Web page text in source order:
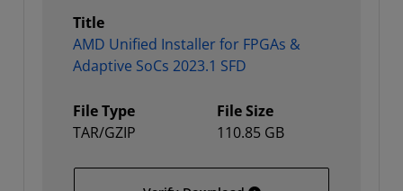
Title
AMD Unified Installer for FPGAs &
Adaptive SoCs 2023.1 SFD
File Type
TAR/GZIP
File Size
110.85 GB